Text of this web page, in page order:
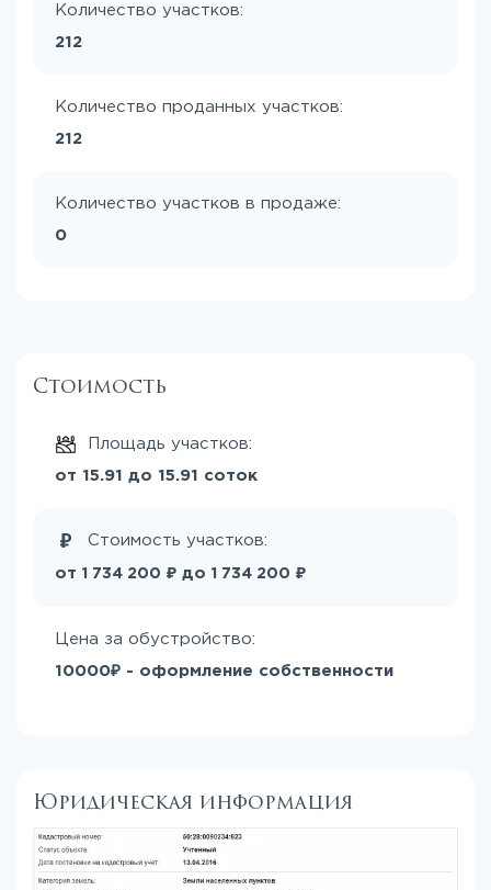
Количество участков:
212
Количество проданных участков:
212
Количество участков в продаже:
0
Стоимость
Площадь участков:
от 15.91 до 15.91 соток
Стоимость участков:
от 1 734 200 ₽ до 1 734 200 ₽
Цена за обустройство:
10000₽ - оформление собственности
Юридическая информация